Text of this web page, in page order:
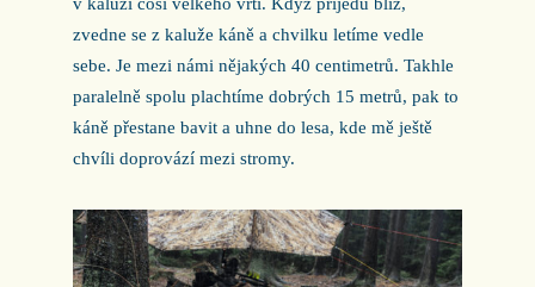
zvedne se z kaluže káně a chvilku letíme vedle
sebe. Je mezi námi nějakých 40 centimetrů. Takhle
paralelně spolu plachtíme dobrých 15 metrů, pak to
káně přestane bavit a uhne do lesa, kde mě ještě
chvíli doprovází mezi stromy.